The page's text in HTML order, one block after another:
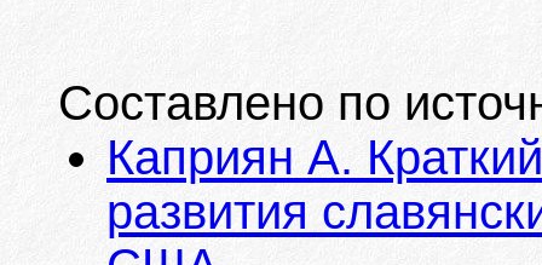
Составлено по
Каприян А.
развития